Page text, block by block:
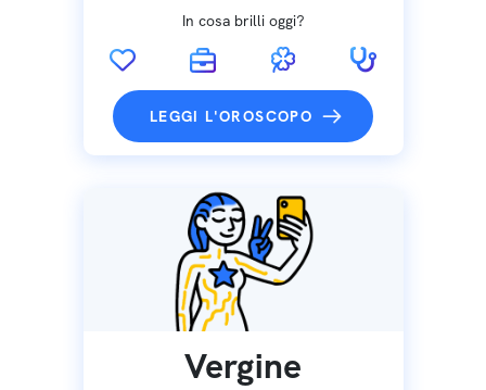
In cosa brilli oggi?
LEGGI L'OROSCOPO
Vergine